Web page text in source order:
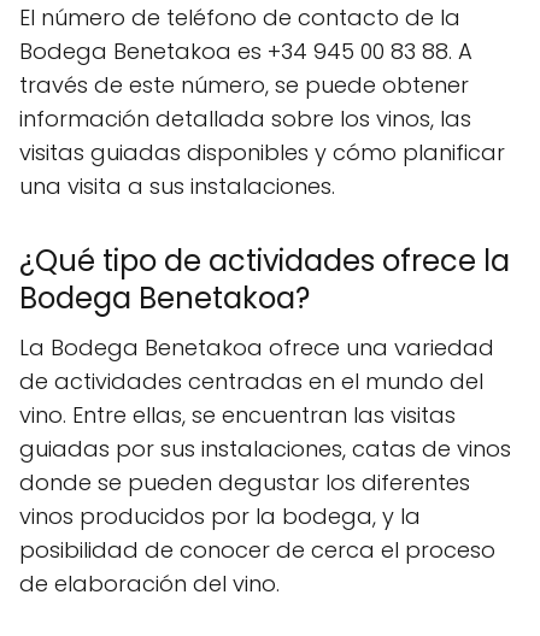
El número de teléfono de contacto de la
Bodega Benetakoa es +34 945 00 83 88. A
través de este número, se puede obtener
información detallada sobre los vinos, las
visitas guiadas disponibles y cómo planificar
una visita a sus instalaciones.
¿Qué tipo de actividades ofrece la
Bodega Benetakoa?
La Bodega Benetakoa ofrece una variedad
de actividades centradas en el mundo del
vino. Entre ellas, se encuentran las visitas
guiadas por sus instalaciones, catas de vinos
donde se pueden degustar los diferentes
vinos producidos por la bodega, y la
posibilidad de conocer de cerca el proceso
de elaboración del vino.